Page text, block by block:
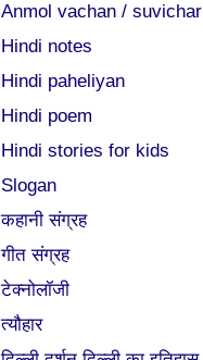
Anmol vachan / suvichar
Hindi notes
Hindi paheliyan
Hindi poem
Hindi stories for kids
Slogan
कहानी संग्रह
गीत संग्रह
टेक्नोलॉजी
त्यौहार